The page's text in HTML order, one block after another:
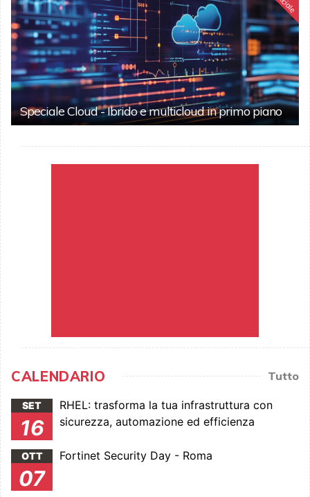
Speciale Cloud - Ibrido e multicloud in primo piano
CALENDARIO Tutto
SET
16
RHEL: trasforma la tua infrastruttura con
sicurezza, automazione ed efficienza
OTT
07
Fortinet Security Day - Roma